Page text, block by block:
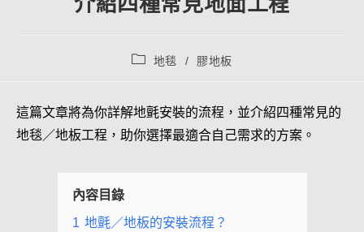
地毯 / 膠地板
這篇文章將為你詳解地氈安裝的流程，並介紹四種常見的
地毯／地板工程，助你選擇最適合自己需求的方案。
內容目錄
1 地氈／地板的安裝流程？